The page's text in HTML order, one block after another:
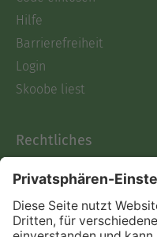
Hilfe
Barrierefreiheit
Login
Skoobe liest
Rechtliches
AGB
Informationen nach Data
Act